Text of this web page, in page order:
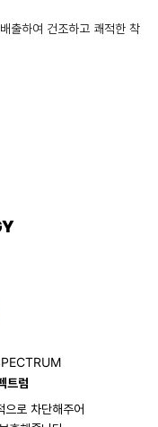
출하여 건조하고 쾌적한 착
트럼
로 차단해주어